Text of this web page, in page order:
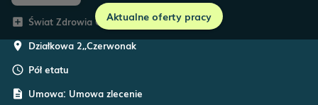
Aktualne oferty pracy
add_box Świat Zdrowia Operator Medyczny
room Działkowa 2,,Czerwonak
schedule Pół etatu
description Umowa: Umowa zlecenie